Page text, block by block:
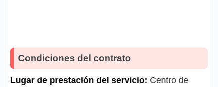
Condiciones del contrato
Lugar de prestación del servicio: Centro de